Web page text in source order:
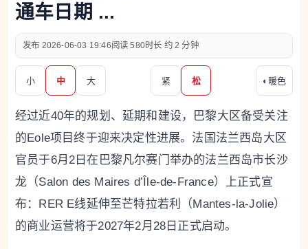
通车日期 ...
2026-06-03 19:46 580 约 2 分钟
小 中 大 紧 松 ◐ 暖色
经过近40年的规划、延期和建设，巴黎大区备受关注
的Eole项目终于迎来决定性进展。法国法兰西岛大区
官员于6月2日在巴黎凡尔赛门举办的法兰西岛市长沙
龙（Salon des Maires d’Île-de-France）上正式宣
布：RER E线延伸至芒特拉若利（Mantes-la-Jolie）
的商业运营将于2027年2月28日正式启动。